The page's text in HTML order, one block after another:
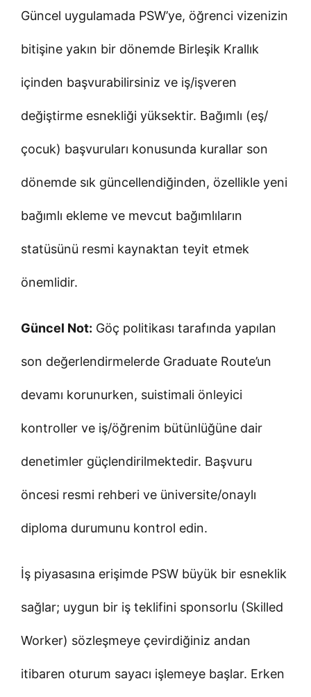
Güncel uygulamada PSW’ye, öğrenci vizenizin
bitişine yakın bir dönemde Birleşik Krallık
içinden başvurabilirsiniz ve iş/işveren
değiştirme esnekliği yüksektir. Bağımlı (eş/
çocuk) başvuruları konusunda kurallar son
dönemde sık güncellendiğinden, özellikle yeni
bağımlı ekleme ve mevcut bağımlıların
statüsünü resmi kaynaktan teyit etmek
önemlidir.
Güncel Not: Göç politikası tarafında yapılan
son değerlendirmelerde Graduate Route’un
devamı korunurken, suistimali önleyici
kontroller ve iş/öğrenim bütünlüğüne dair
denetimler güçlendirilmektedir. Başvuru
öncesi resmi rehberi ve üniversite/onaylı
diploma durumunu kontrol edin.
İş piyasasına erişimde PSW büyük bir esneklik
sağlar; uygun bir iş teklifini sponsorlu (Skilled
Worker) sözleşmeye çevirdiğiniz andan
itibaren oturum sayacı işlemeye başlar. Erken